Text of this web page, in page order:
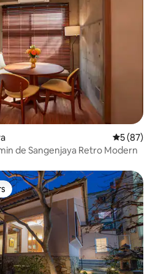
5 (87)
de Sangenjaya Retro Modern